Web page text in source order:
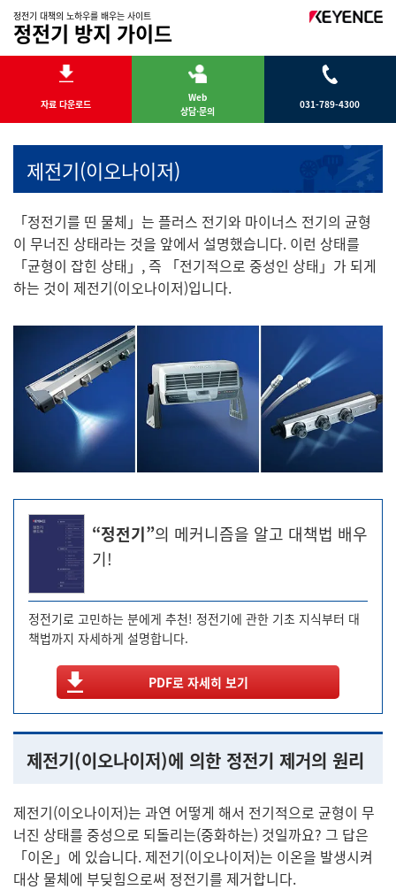
정전기 대책의 노하우를 배우는 사이트
정전기 방지 가이드
자료 다운로드
Web
상담·문의
031-789-4300
제전기(이오나이저)
「정전기를 띤 물체」는 플러스 전기와 마이너스 전기의 균형
이 무너진 상태라는 것을 앞에서 설명했습니다. 이런 상태를
「균형이 잡힌 상태」, 즉 「전기적으로 중성인 상태」가 되게
하는 것이 제전기(이오나이저)입니다.
“정전기”의 메커니즘을 알고 대책법 배우
기!
정전기로 고민하는 분에게 추천! 정전기에 관한 기초 지식부터 대
책법까지 자세하게 설명합니다.
PDF로 자세히 보기
제전기(이오나이저)에 의한 정전기 제거의 원리
제전기(이오나이저)는 과연 어떻게 해서 전기적으로 균형이 무
너진 상태를 중성으로 되돌리는(중화하는) 것일까요? 그 답은
「이온」에 있습니다. 제전기(이오나이저)는 이온을 발생시켜
대상 물체에 부딪힘으로써 정전기를 제거합니다.